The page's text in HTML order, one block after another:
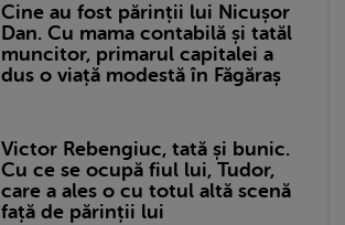
Cine au fost părinții lui Nicușor
Dan. Cu mama contabilă și tatăl
muncitor, primarul capitalei a
dus o viață modestă în Făgăraș
Victor Rebengiuc, tată și bunic.
Cu ce se ocupă fiul lui, Tudor,
care a ales o cu totul altă scenă
față de părinții lui